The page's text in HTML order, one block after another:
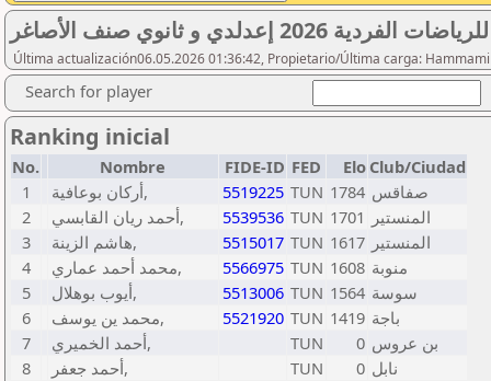
2026 إعدلدي و ثانوي صنف الأصاغر
Última actualización06.05.2026 01:36:42, Propietario/Última carga:
Search for player
Ranking inicial
No. Nombre FIDE-ID FED Elo Club/Ciudad
1
أركان بوعافية, 5519225 TUN 1784 صفاقس
2
أحمد ريان القابسي, 5539536 TUN 1701 المنستير
3
هاشم الزينة, 5515017 TUN 1617 المنستير
4
محمد أحمد عماري, 5566975 TUN 1608 منوبة
5
أيوب بوهلال, 5513006 TUN 1564 سوسة
6
محمد ين يوسف, 5521920 TUN 1419 باجة
7
أحمد الخميري, TUN 0 بن عروس
8
أحمد جعفر, TUN 0 نابل